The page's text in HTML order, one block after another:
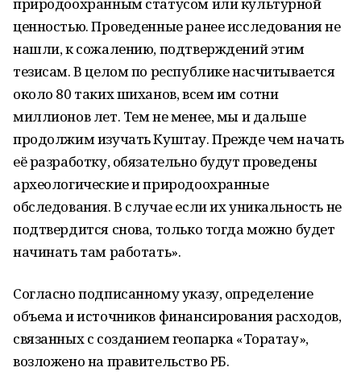
ценностью. Проведенные ранее исследования не
нашли, к сожалению, подтверждений этим
тезисам. В целом по республике насчитывается
около 80 таких шиханов, всем им сотни
миллионов лет. Тем не менее, мы и дальше
продолжим изучать Куштау. Прежде чем начать
её разработку, обязательно будут проведены
археологические и природоохранные
обследования. В случае если их уникальность не
подтвердится снова, только тогда можно будет
начинать там работать».
Согласно подписанному указу, определение
объема и источников финансирования расходов,
связанных с созданием геопарка «Торатау»,
возложено на правительство РБ.